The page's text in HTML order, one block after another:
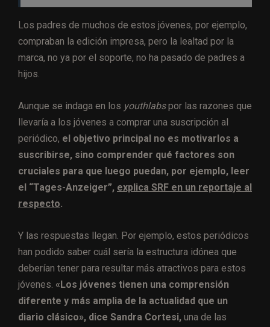
Los padres de muchos de estos jóvenes, por ejemplo,
compraban la edición impresa, pero la lealtad por la
marca, no ya por el soporte, no ha pasado de padres a
hijos.
Aunque se indaga en los youthlabspor las razones que
llevaría a los jóvenes a comprar una suscripción al
periódico, el objetivo principal no es motivarlos a
suscribirse, sino comprender qué factores son
cruciales para que luego puedan, por ejemplo, leer
el “Tages-Anzeiger”, explica SRF en un reportaje al
respecto.
Y las respuestas llegan. Por ejemplo, estos periódicos
han podido saber cuál sería la estructura idónea que
deberían tener para resultar más atractivos para estos
jóvenes. «Los jóvenes tienen una comprensión
diferente y más amplia de la actualidad que un
diario clásico», dice Sandra Cortesi, una de las